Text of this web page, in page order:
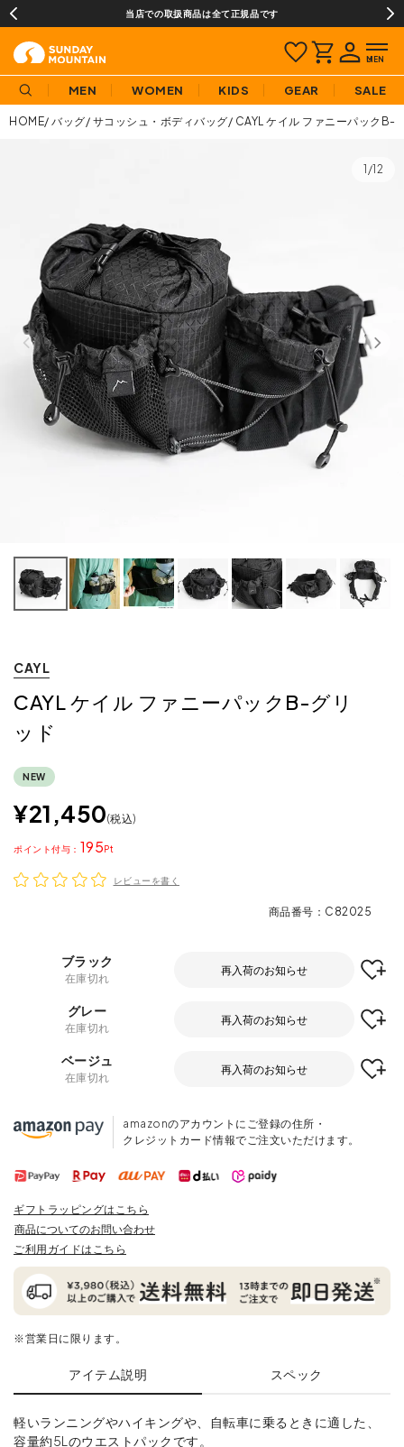
当店での取扱商品は全て正規品です
MEN WOMEN KIDS GEAR SALE
HOME バッグ サコッシュ・ボディバッグ CAYL ケイル ファニーパックB-
1/12
CAYL
CAYL ケイル ファニーパックB-グリ
ッド
NEW
¥21,450 税込
195
ポイント
レビューを書く
商品番号 C82025
ブラック
在庫切れ
再入荷のお知らせ
グレー
在庫切れ
再入荷のお知らせ
ベージュ
在庫切れ
再入荷のお知らせ
amazonのアカウントにご登録の住所・
クレジットカード情報でご注文いただけます。
ギフトラッピングはこちら
商品についてのお問い合わせ
ご利用ガイドはこちら
※営業日に限ります。
アイテム説明 スペック
軽いランニングやハイキングや、自転車に乗るときに適した、
容量約5Lのウエストパックです。